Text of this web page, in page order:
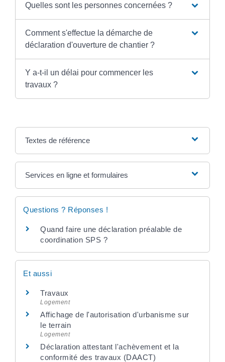
Quelles sont les personnes concernées ?
Comment s'effectue la démarche de
déclaration d'ouverture de chantier ?
Y a-t-il un délai pour commencer les
travaux ?
Textes de référence
Services en ligne et formulaires
Questions ? Réponses !
Quand faire une déclaration préalable de
coordination SPS ?
Et aussi
Travaux
Logement
Affichage de l'autorisation d'urbanisme sur
le terrain
Logement
Déclaration attestant l'achèvement et la
conformité des travaux (DAACT)